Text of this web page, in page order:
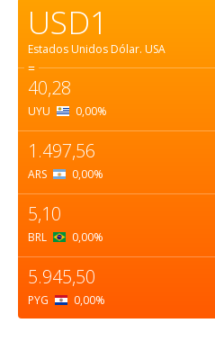
USD1
Estados Unidos Dólar. USA
=
40,28
UYU 0,00%
1.497,56
ARS 0,00%
5,10
BRL 0,00%
5.945,50
PYG 0,00%